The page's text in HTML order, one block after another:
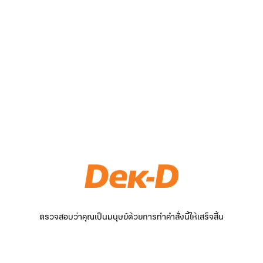
ตรวจสอบว่าคุณเป็นมนุษย์ด้วยการทำคำสั่งนี้ให้เสร็จสิ้น